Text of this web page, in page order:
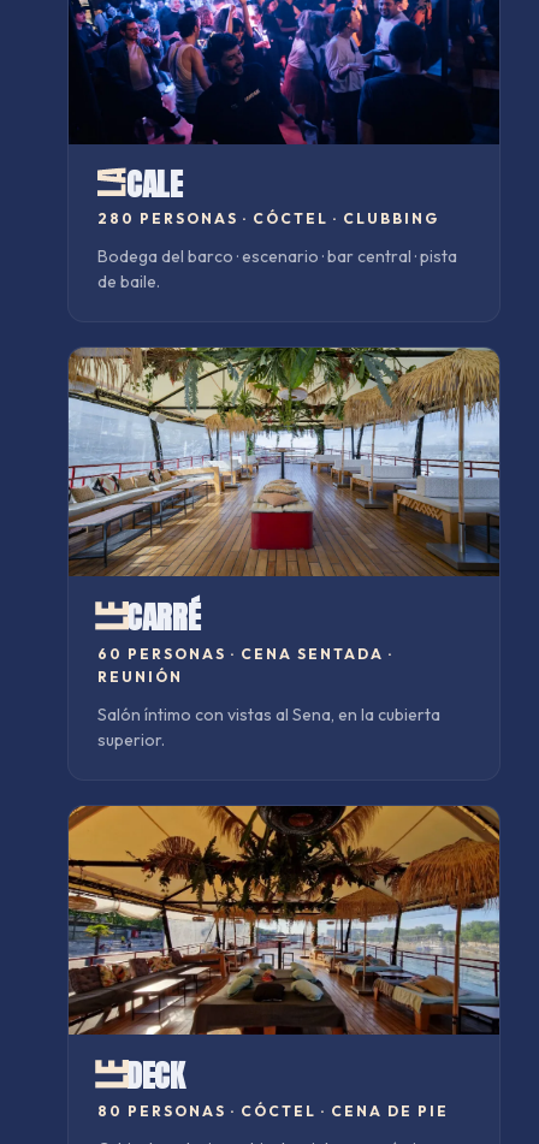
Agenda
Barco
Info
3 PORT DE LA GARE · 75013 PARIS
CALE
280 PERSONAS · CÓCTEL · CLUBBING
Bodega del barco · escenario · bar central · pista
de baile.
CARRÉ
60 PERSONAS · CENA SENTADA ·
REUNIÓN
Salón íntimo con vistas al Sena, en la cubierta
superior.
DECK
80 PERSONAS · CÓCTEL · CENA DE PIE